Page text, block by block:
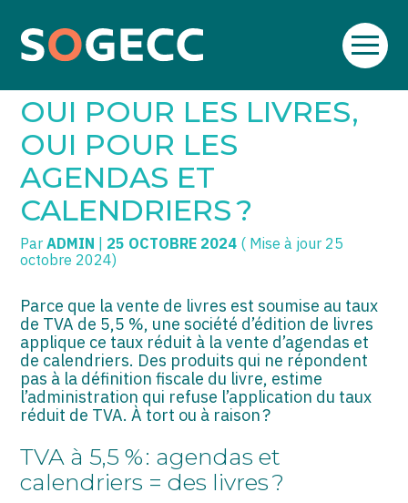
Aller
SOGECC – Coignières
SOGECC – Noisy
SOGECC – République
SOGECC – Turbigo
TPE/PME
COMMERÇANTS
GROUPE
SCI / LMNP
PROFESSIONS LIBÉRALES
HOLDING
EXPATRIÉ NON RÉSIDANT
IMPATRIÉ / EXPATRIÉ
ASSOCIATIONS
START-UP
SECTEUR AUDIOVISUEL
Créer et reprendre une activité
Gérer votre quotidien
Piloter votre entreprise
Développer votre entreprise
Construire votre patrimoine
Être prêt pour la facturation
électronique
OUI POUR LES LIVRES,
OUI POUR LES
AGENDAS ET
CALENDRIERS ?
ParADMIN 25 OCTOBRE 2024 ( Mise à jour 25
octobre 2024)
Parce que la vente de livres est soumise au taux
de TVA de 5,5 %, une société d’édition de livres
applique ce taux réduit à la vente d’agendas et
de calendriers. Des produits qui ne répondent
pas à la définition fiscale du livre, estime
l’administration qui refuse l’application du taux
réduit de TVA. À tort ou à raison ?
TVA à 5,5 % : agendas et
calendriers = des livres ?